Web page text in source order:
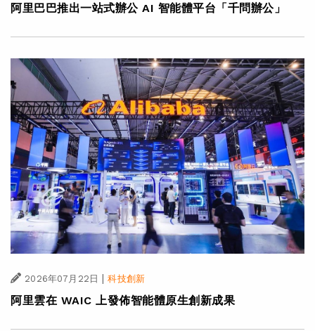
阿里巴巴推出一站式辦公 AI 智能體平台「千問辦公」
2026年07月22日 | 科技創新
阿里雲在 WAIC 上發佈智能體原生創新成果